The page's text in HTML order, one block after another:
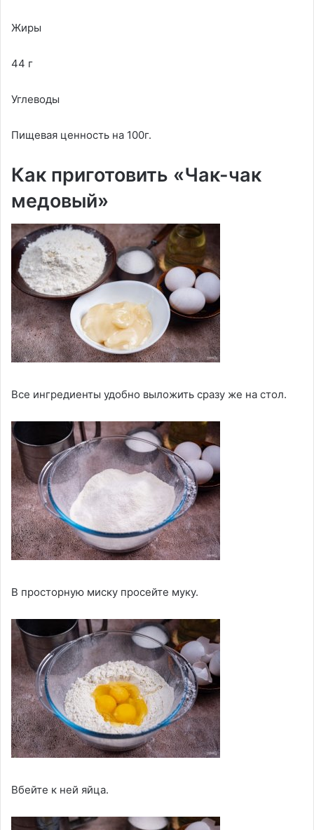
Жиры
44 г
Углеводы
Пищевая ценность на 100г.
Как приготовить «Чак-чак
медовый»
Все ингредиенты удобно выложить сразу же на стол.
В просторную миску просейте муку.
Вбейте к ней яйца.